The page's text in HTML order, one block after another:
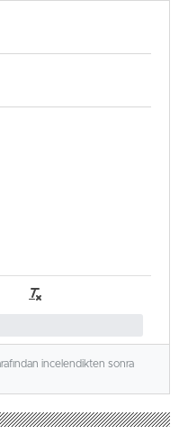
incelendikten sonra